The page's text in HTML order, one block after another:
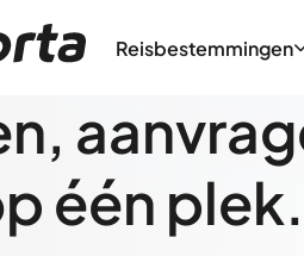
Reisbestemmingen
één plek.